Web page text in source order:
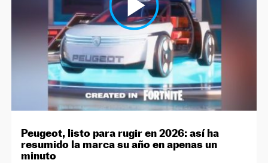
Peugeot, listo para rugir en 2026: así ha
resumido la marca su año en apenas un
minuto